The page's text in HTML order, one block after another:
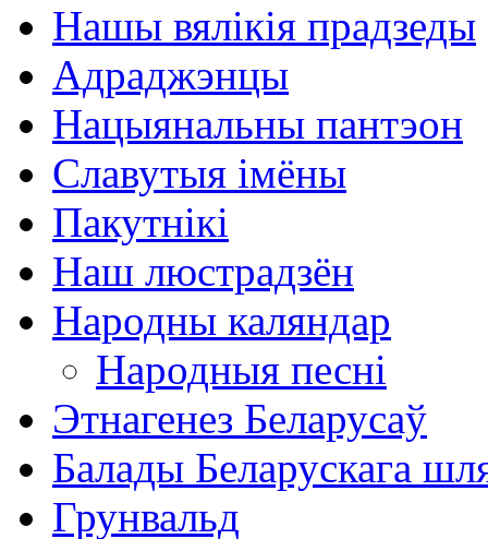
Нашы вялікія прадзеды
Адраджэнцы
Нацыянальны пантэон
Славутыя імёны
Пакутнікі
Наш люстрадзён
Народны каляндар
Народныя песні
Этнагенез Беларусаў
Балады Беларускага
Грунвальд